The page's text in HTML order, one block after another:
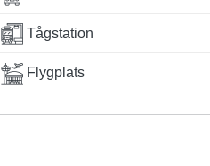
Tågstation
Flygplats